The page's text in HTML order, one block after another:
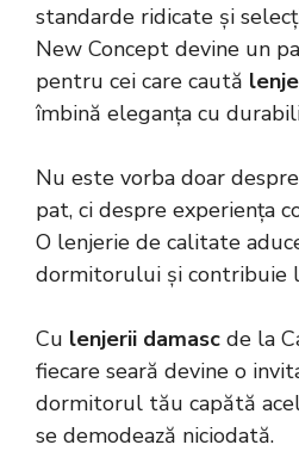
standarde ridicate și
New Concept devine un
pentru cei care caută
îmbină eleganța cu
Nu este vorba doar
pat, ci despre experiența
O lenjerie de calitate
dormitorului și contribuie
Cu lenjerii damasc de la
fiecare seară devine o
dormitorul tău capătă
se demodează niciodată.